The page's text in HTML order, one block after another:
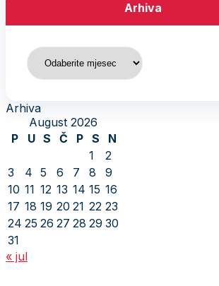
Arhiva
Arhiva
Arhiva
August 2026
P
U S Č P S
N
1
2
3
4 5 6 7 8
9
10 11 12 13 14 15 16
17 18 19 20 21 22 23
24 25 26 27 28 29 30
31
« jul